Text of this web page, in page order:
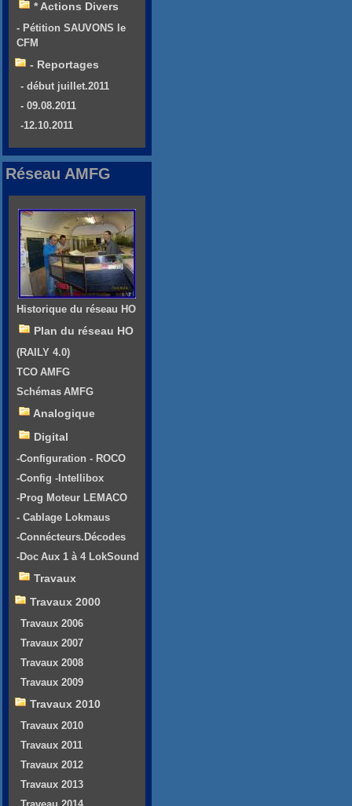
* Actions Divers
- Pétition SAUVONS le
CFM
- Reportages
- début juillet.2011
- 09.08.2011
-12.10.2011
Réseau AMFG
Historique du réseau HO
Plan du réseau HO
(RAILY 4.0)
TCO AMFG
Schémas AMFG
Analogique
Digital
-Configuration - ROCO
-Config -Intellibox
-Prog Moteur LEMACO
- Cablage Lokmaus
-Connécteurs.Décodes
-Doc Aux 1 à 4 LokSound
Travaux
Travaux 2000
Travaux 2006
Travaux 2007
Travaux 2008
Travaux 2009
Travaux 2010
Travaux 2010
Travaux 2011
Travaux 2012
Travaux 2013